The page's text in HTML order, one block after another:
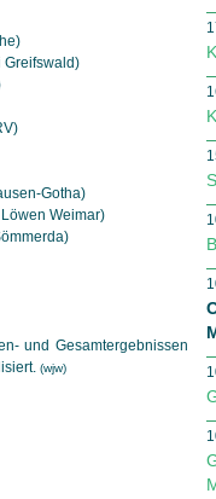
Greifswald)
Gotha)
Weimar)
und Gesamtergebnissen
(wjw)